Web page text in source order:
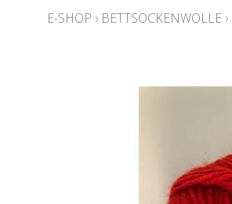
E-SHOP › BETTSOCKENWOLLE ›